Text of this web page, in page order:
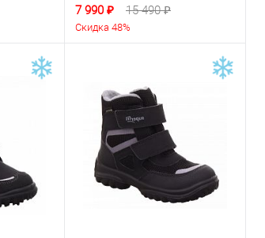
7 990 ₽ 15 490 ₽
Скидка 48%